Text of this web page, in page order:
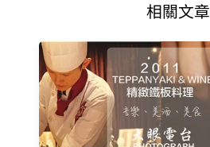
相關文章